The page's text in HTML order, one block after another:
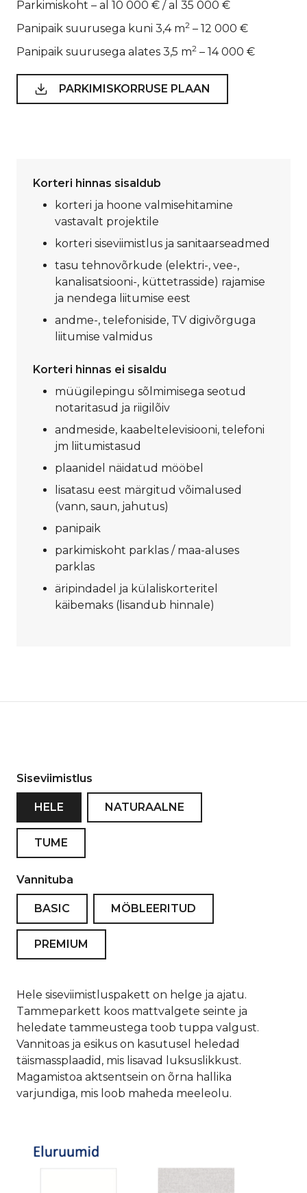
Parkimiskoht – al 10 000 € / al 35 000 €
Panipaik suurusega kuni 3,4 m2 – 12 000 €
Panipaik suurusega alates 3,5 m2 – 14 000 €
PARKIMISKORRUSE PLAAN
Korteri hinnas sisaldub
korteri ja hoone valmisehitamine
vastavalt projektile
korteri siseviimistlus ja sanitaarseadmed
tasu tehnovõrkude (elektri-, vee-,
kanalisatsiooni-, küttetrasside) rajamise
ja nendega liitumise eest
andme-, telefoniside, TV digivõrguga
liitumise valmidus
Korteri hinnas ei sisaldu
müügilepingu sõlmimisega seotud
notaritasud ja riigilõiv
andmeside, kaabeltelevisiooni, telefoni
jm liitumistasud
plaanidel näidatud mööbel
lisatasu eest märgitud võimalused
(vann, saun, jahutus)
panipaik
parkimiskoht parklas / maa-aluses
parklas
äripindadel ja külaliskorteritel
käibemaks (lisandub hinnale)
Siseviimistlus
HELE NATURAALNE
TUME
Vannituba
BASIC MÖBLEERITUD
PREMIUM
Hele siseviimistluspakett on helge ja ajatu.
Tammeparkett koos mattvalgete seinte ja
heledate tammeustega toob tuppa valgust.
Vannitoas ja esikus on kasutusel heledad
täismassplaadid, mis lisavad luksuslikkust.
Magamistoa aktsentsein on õrna hallika
varjundiga, mis loob maheda meeleolu.